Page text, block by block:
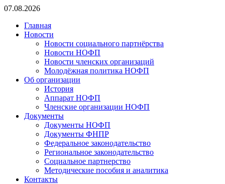
Перейти
содержимому
07.08.2026
Главная
Новости
Новости социального партнёрства
Новости НОФП
Новости членских организаций
Молодёжная политика НОФП
Об организации
История
Аппарат НОФП
Членские организации НОФП
Документы
Документы НОФП
Документы ФНПР
Федеральное законодательство
Региональное законодательство
Социальное партнерство
Методические пособия и аналитика
Контакты